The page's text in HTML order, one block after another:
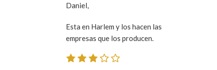
Daniel,
Esta en Harlem y los hacen las
empresas que los producen.